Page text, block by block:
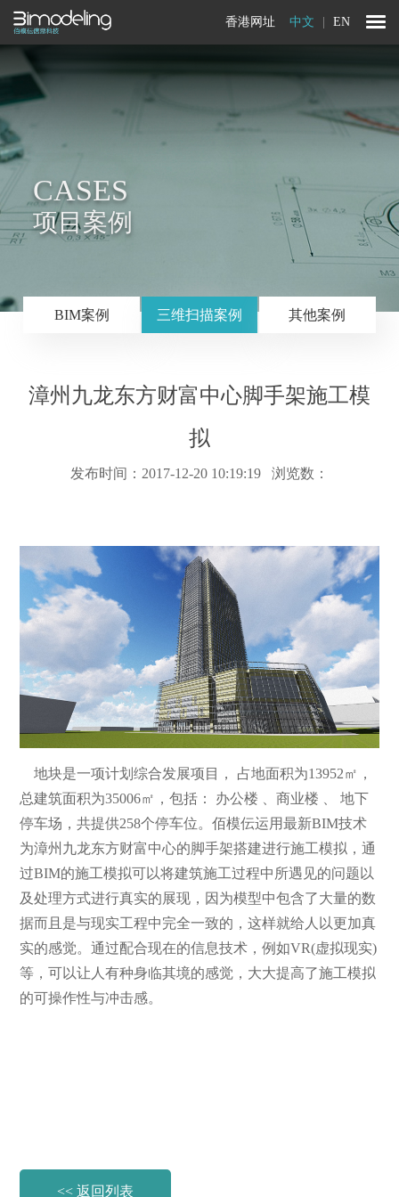
中文 EN
香港网址
CASES
项目案例
BIM案例 三维扫描案例 其他案例
漳州九龙东方财富中心脚手架施工模
拟
发布时间：2017-12-20 10:19:19 浏览数：
地块是一项计划综合发展项目， 占地面积为13952㎡，
总建筑面积为35006㎡，包括： 办公楼 、商业楼 、 地下
停车场，共提供258个停车位。佰模伝运用最新BIM技术
为漳州九龙东方财富中心的脚手架搭建进行施工模拟，通
过BIM的施工模拟可以将建筑施工过程中所遇见的问题以
及处理方式进行真实的展现，因为模型中包含了大量的数
据而且是与现实工程中完全一致的，这样就给人以更加真
实的感觉。通过配合现在的信息技术，例如VR(虚拟现实)
等，可以让人有种身临其境的感觉，大大提高了施工模拟
的可操作性与冲击感。
<< 返回列表